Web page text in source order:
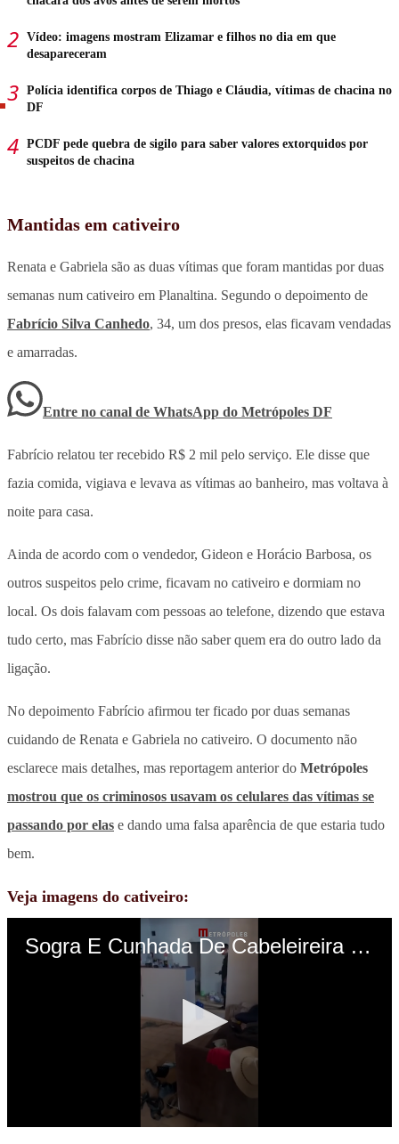
Vídeo: imagens mostram Elizamar e filhos no dia em que
desapareceram
Polícia identifica corpos de Thiago e Cláudia, vítimas de chacina no
DF
PCDF pede quebra de sigilo para saber valores extorquidos por
suspeitos de chacina
Mantidas em cativeiro
Renata e Gabriela são as duas vítimas que foram mantidas por duas
semanas num cativeiro em Planaltina. Segundo o depoimento de
Fabrício Silva Canhedo, 34, um dos presos, elas ficavam vendadas
e amarradas.
Entre no canal de WhatsApp do Metrópoles DF
Fabrício relatou ter recebido R$ 2 mil pelo serviço. Ele disse que
fazia comida, vigiava e levava as vítimas ao banheiro, mas voltava à
noite para casa.
Ainda de acordo com o vendedor, Gideon e Horácio Barbosa, os
outros suspeitos pelo crime, ficavam no cativeiro e dormiam no
local. Os dois falavam com pessoas ao telefone, dizendo que estava
tudo certo, mas Fabrício disse não saber quem era do outro lado da
ligação.
No depoimento Fabrício afirmou ter ficado por duas semanas
cuidando de Renata e Gabriela no cativeiro. O documento não
esclarece mais detalhes, mas reportagem anterior do Metrópoles
mostrou que os criminosos usavam os celulares das vítimas se
passando por elas e dando uma falsa aparência de que estaria tudo
bem.
Veja imagens do cativeiro: